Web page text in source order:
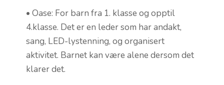
• Oase: For barn fra 1. klasse og opptil
4.klasse. Det er en leder som har andakt,
sang, LED-lystenning, og organisert
aktivitet. Barnet kan være alene dersom det
klarer det.